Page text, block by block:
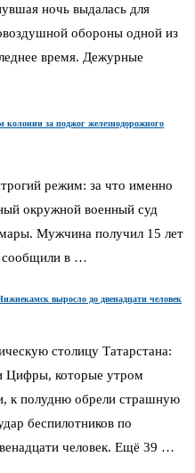
ночь выдалась для
обороны одной из
время. Дежурные
за поджог железнодорожного
режим: за что именно
окружной военный суд
Мужчина получил 15 лет
сообщили в …
выросло до двенадцати человек
столицу Татарстана:
Цифры, которые утром
к полудню обрели страшную
беспилотников по
человек. Ещё 39 …